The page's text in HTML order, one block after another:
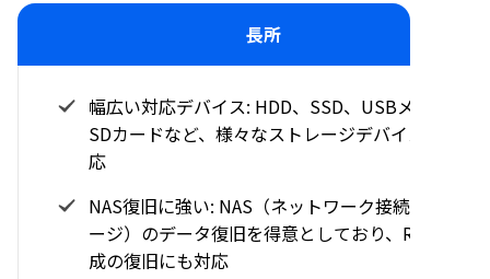
長所
幅広い対応デバイス: HDD、SSD、USBメモリ、
SDカードなど、様々なストレージデバイスに対
応
NAS復旧に強い: NAS（ネットワーク接続ストレ
ージ）のデータ復旧を得意としており、RAID構
成の復旧にも対応